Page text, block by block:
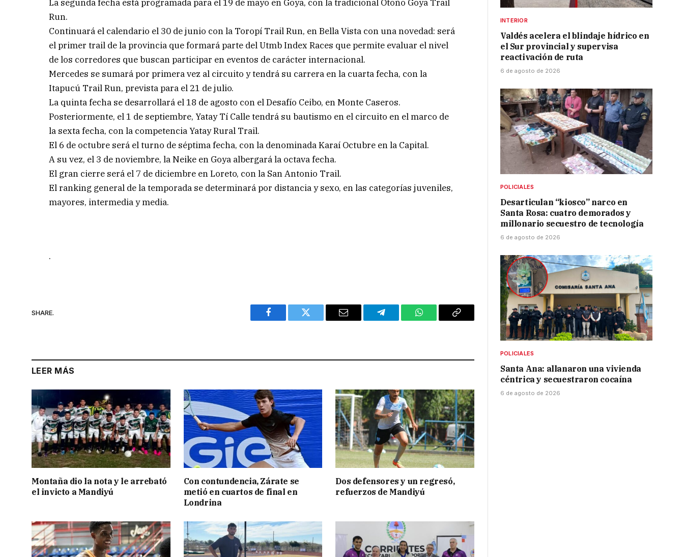
La segunda fecha está programada para el 19 de mayo en Goya, con la tradicional Otoño Goya Trail
Run.
Continuará el calendario el 30 de junio con la Toropí Trail Run, en Bella Vista con una novedad: será
el primer trail de la provincia que formará parte del Utmb Index Races que permite evaluar el nivel
de los corredores que buscan participar en eventos de carácter internacional.
Mercedes se sumará por primera vez al circuito y tendrá su carrera en la cuarta fecha, con la
Itapucú Trail Run, prevista para el 21 de julio.
La quinta fecha se desarrollará el 18 de agosto con el Desafío Ceibo, en Monte Caseros.
Posteriormente, el 1 de septiembre, Yatay Tí Calle tendrá su bautismo en el circuito en el marco de
la sexta fecha, con la competencia Yatay Rural Trail.
El 6 de octubre será el turno de séptima fecha, con la denominada Karaí Octubre en la Capital.
A su vez, el 3 de noviembre, la Neike en Goya albergará la octava fecha.
El gran cierre será el 7 de diciembre en Loreto, con la San Antonio Trail.
El ranking general de la temporada se determinará por distancia y sexo, en las categorías juveniles,
mayores, intermedia y media.
.
SHARE.
Facebook Twitter Email Telegram WhatsAppCopy
LEER MÁS
Montaña dio la nota y le arrebató
el invicto a Mandiyú
Con contundencia, Zárate se
metió en cuartos de final en
Londrina
Dos defensores y un regresó,
refuerzos de Mandiyú
INTERIOR
Valdés acelera el blindaje hídrico en
el Sur provincial y supervisa
reactivación de ruta
6 de agosto de 2026
POLICIALES
Desarticulan “kiosco” narco en
Santa Rosa: cuatro demorados y
millonario secuestro de tecnología
6 de agosto de 2026
POLICIALES
Santa Ana: allanaron una vivienda
céntrica y secuestraron cocaína
6 de agosto de 2026